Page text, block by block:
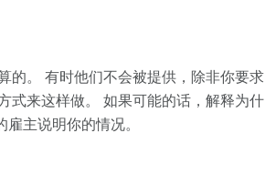
的。 有时他们不会被提供，除非你要求
式来这样做。 如果可能的话，解释为什
主说明你的情况。